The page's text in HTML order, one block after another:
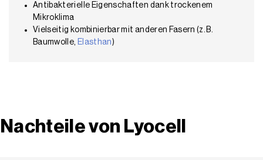
Antibakterielle Eigenschaften dank trockenem
Mikroklima
Vielseitig kombinierbar mit anderen Fasern (z. B.
Baumwolle, Elasthan )
Nachteile von Lyocell